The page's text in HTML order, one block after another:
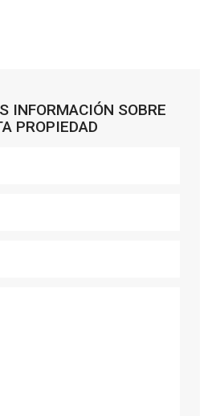
INFORMACIÓN SOBRE
PROPIEDAD